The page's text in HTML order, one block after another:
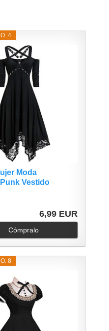
4
Moda
Vestido
6,99 EUR
Cómpralo
8